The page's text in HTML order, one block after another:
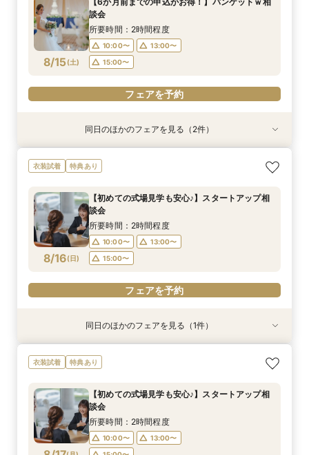
8/15(土)
談会
所要時間：2時間程度
10:00〜
13:00〜
15:00〜
フェアを予約
特典あり
8/15 土 )
【初めての式場見学も安心♪】スタートアップ相
談会
10:00〜
15:00〜
フェアを予約
特典あり
8/15 土 )
新作衣裳続々入荷！衣装試着＆相談会
10:00〜
13:00〜
15:00〜
フェアを予約
同日のほかのフェアを見る（2件）
衣装試着 特典あり
8/16(日)
【初めての式場見学も安心♪】スタートアップ相
談会
所要時間：2時間程度
10:00〜
13:00〜
15:00〜
フェアを予約
特典あり
8/16 日 )
新作衣裳続々入荷！衣装試着＆相談会
10:00〜
13:00〜
15:00〜
フェアを予約
同日のほかのフェアを見る（1件）
衣装試着 特典あり
【初めての式場見学も安心♪】スタートアップ相
談会
所要時間：2時間程度
10:00〜
13:00〜